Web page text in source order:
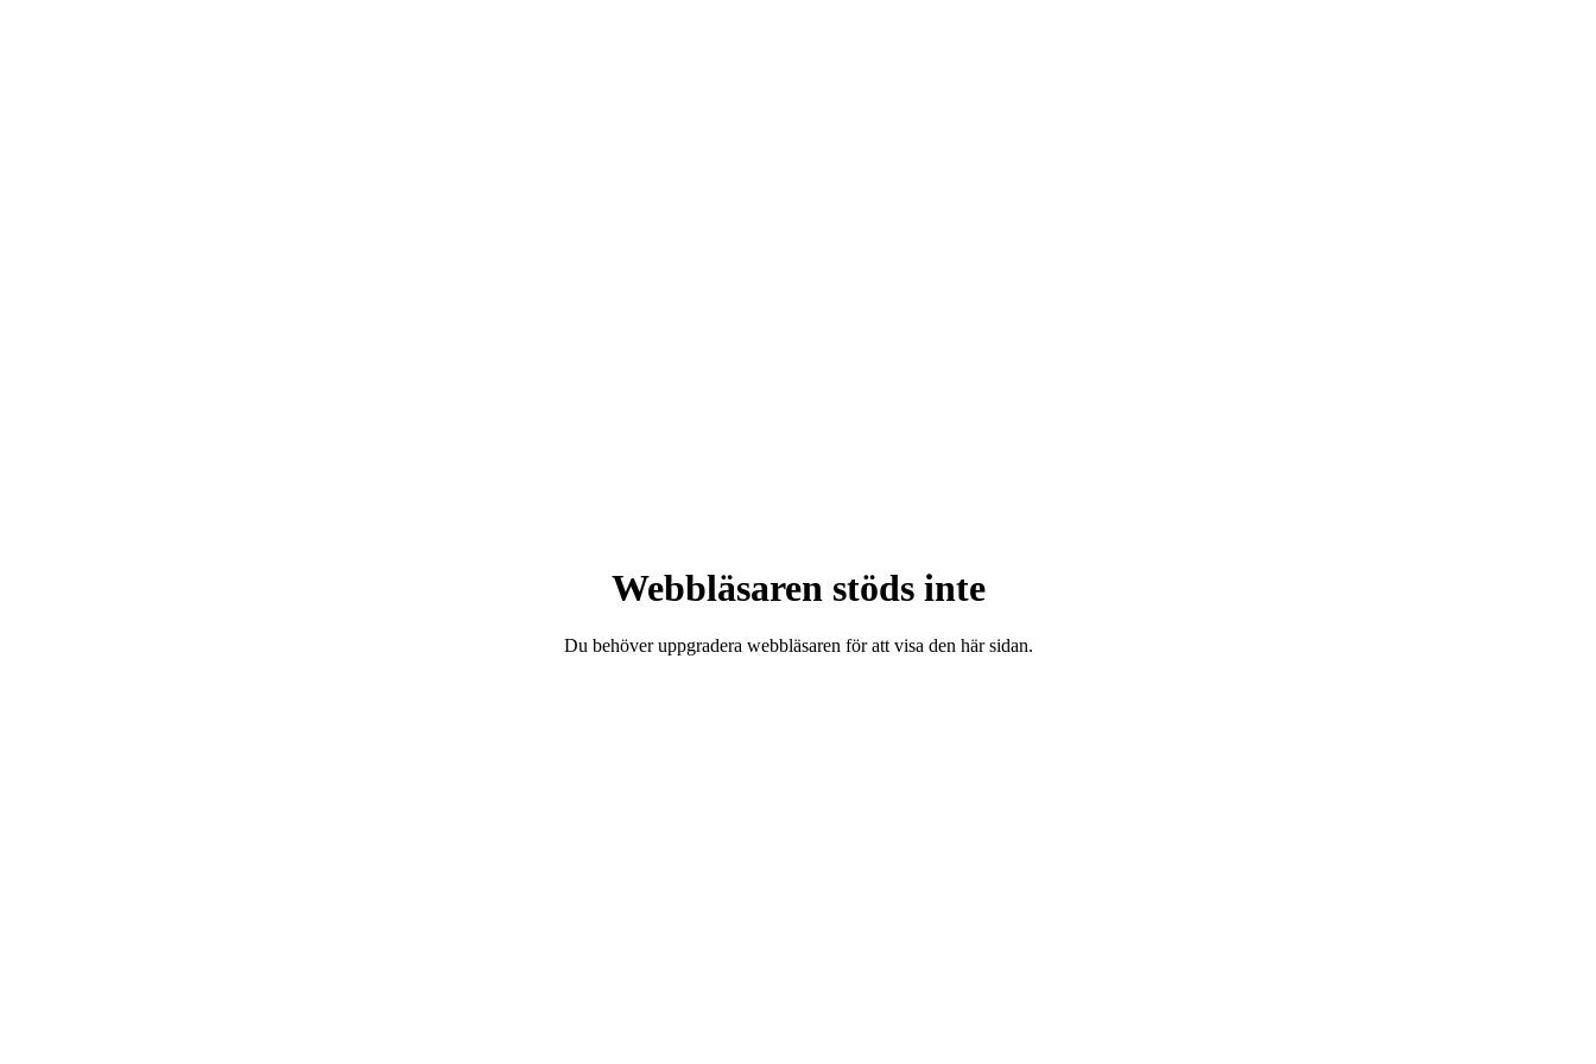
Webbläsaren stöds inte
Du behöver uppgradera webbläsaren för att visa den här sidan.